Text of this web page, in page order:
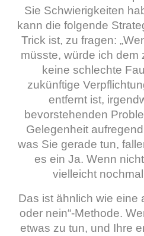
Sie Schwierigkeiten
kann die folgende
Trick ist, zu fragen:
müsste, würde ich dem
keine schlechte
zukünftige
entfernt ist,
bevorstehenden
Gelegenheit
was Sie gerade tun,
es ein Ja. Wenn
vielleicht
Das ist ähnlich wie eine
oder nein“-Methode.
etwas zu tun, und Ihre